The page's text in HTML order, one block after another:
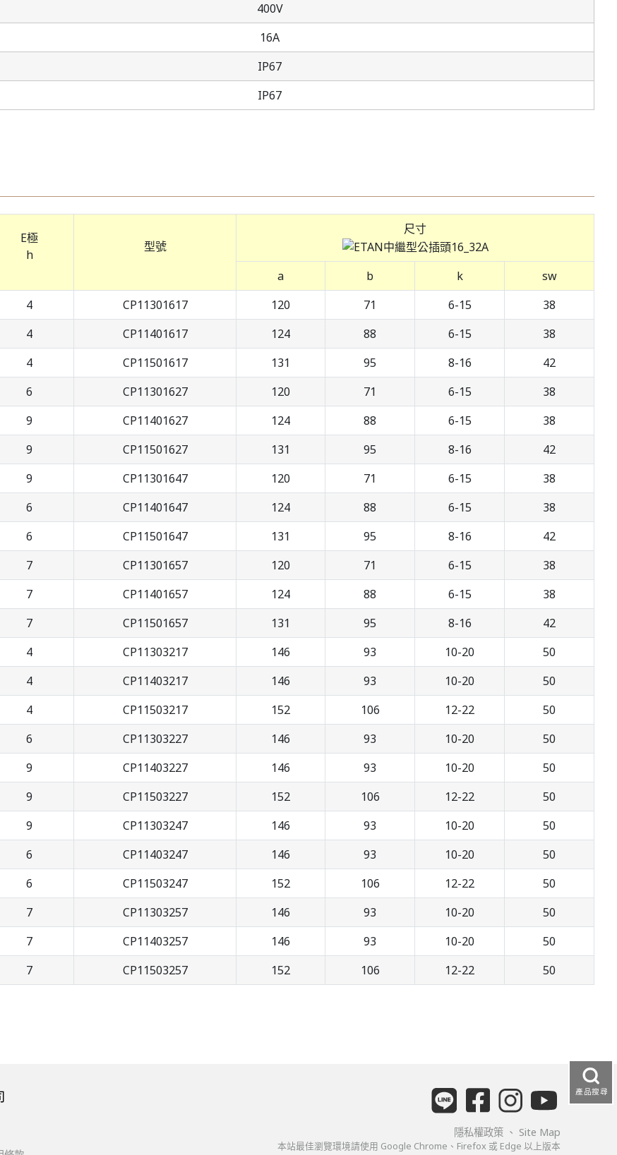
400V
16A
IP67
IP67
E極
h
型號
尺寸
a b k sw
4 CP11301617 120 71 6-15
38
4 CP11401617 124 88 6-15
38
4 CP11501617 131 95 8-16
42
6 CP11301627 120 71 6-15
38
9 CP11401627 124 88 6-15
38
9 CP11501627 131 95 8-16
42
9 CP11301647 120 71 6-15
38
6 CP11401647 124 88 6-15
38
6 CP11501647 131 95 8-16
42
7 CP11301657 120 71 6-15
38
7 CP11401657 124 88 6-15
38
7 CP11501657 131 95 8-16 42
4 CP11303217 146 93 10-20
50
4 CP11403217 146 93 10-20
50
4 CP11503217 152 106 12-22
50
6 CP11303227 146 93 10-20
50
9 CP11403227 146 93 10-20
50
9 CP11503227 152 106 12-22
50
9 CP11303247 146 93 10-20
50
6 CP11403247 146 93 10-20
50
6 CP11503247 152 106 12-22
50
7 CP11303257 146 93 10-20
50
7 CP11403257 146 93 10-20
50
7 CP11503257 152 106 12-22 50
隱私權政策 、 Site Map
本站最佳瀏覽環境請使用 Google Chrome、Firefox 或 Edge 以上版本
產品搜尋